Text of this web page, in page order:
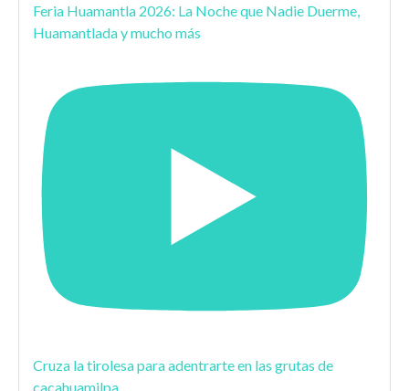
Feria Huamantla 2026: La Noche que Nadie Duerme,
Huamantlada y mucho más
Cruza la tirolesa para adentrarte en las grutas de
cacahuamilpa